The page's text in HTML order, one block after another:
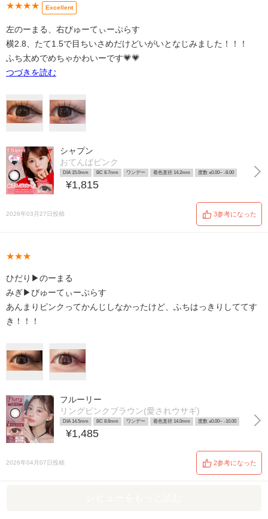
★★★★ Excellent
左のーまる、右びゅーてぃーぷらす
横2.8、たて1.5で目ちいさめだけどいがいとなじみました！！！
ふち太めでめちゃかわいーです💗💗
つづきを読む
シャプン
おてんばピンク
DIA 15.0mm BC 8.7mm ワンデー 着色直径 14.2mm 度数 ±0.00~ -8.00
¥1,815
2026年03月27日投稿 3参考になった
★★★
ひだり▶︎のーまる
みぎ▶︎びゅーてぃーぷらす
あんまりピンクってかんじしなかったけど、ふちはっきりしててす
き！！！
フルーリー
リングピンクブラウン(愛されウサギ)
DIA 14.5mm BC 8.6mm ワンデー 着色直径 14.0mm 度数 ±0.00~ -10.00
¥1,485
2026年04月07日投稿 2参考になった